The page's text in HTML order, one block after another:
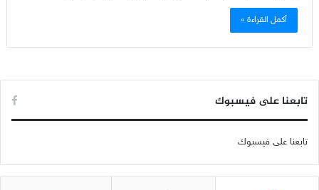
أكمل القراءة »
تابعنا على فيسبوك
تابعنا على فيسبوك